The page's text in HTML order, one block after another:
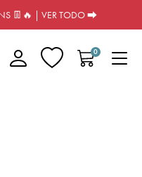
👖🔥 | VER TODO ⮕
0